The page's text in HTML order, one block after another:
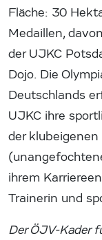
Fläche: 30
Medaillen,
der UJKC
Dojo. Die
Deutschlands
UJKC ihre
der
ihrem
Trainerin und
Der ÖJV-Kader